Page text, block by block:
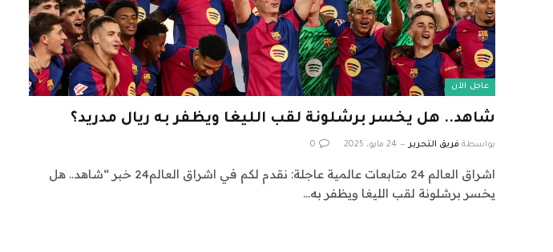
عاجل الآن
شاهد.. هل يخسر برشلونة لقب الليغا ويظفر به ريال مدريد؟
بواسطة فريق التحرير 24 مايو، 2025 0
اشراق العالم 24 متابعات عالمية عاجلة: نقدم لكم في اشراق العالم24 خبر “شاهد.. هل
يخسر برشلونة لقب الليغا ويظفر به…